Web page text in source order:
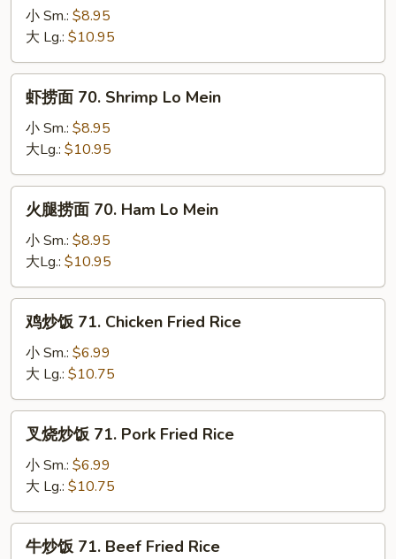
70.
Veg.
Lo
Mein
小 Sm.: $8.95
大 Lg.: $10.95
70.
Shrimp
Lo
Mein
虾捞面 70. Shrimp Lo Mein
小 Sm.: $8.95
大Lg.: $10.95
70.
Ham
Lo
Mein
火腿捞面 70. Ham Lo Mein
小 Sm.: $8.95
大Lg.: $10.95
71.
Chicken
Fried
Rice
鸡炒饭 71. Chicken Fried Rice
小 Sm.: $6.99
大 Lg.: $10.75
71.
Pork
Fried
叉烧炒饭 71. Pork Fried Rice
小 Sm.: $6.99
大 Lg.: $10.75
牛炒饭 71. Beef Fried Rice